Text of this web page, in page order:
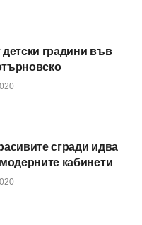
детски градини във
сгради идва
кабинети